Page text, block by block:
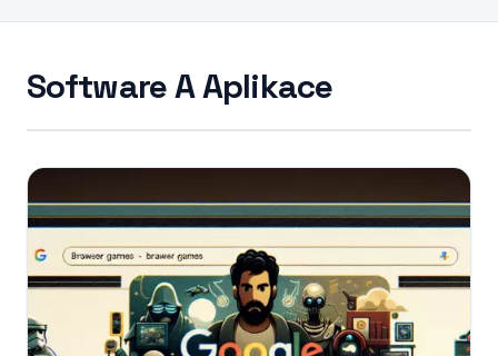
Software A Aplikace